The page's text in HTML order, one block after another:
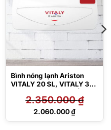
Bình nóng lạnh Ariston
VITALY 20 SL, VITALY 30
2.350.000₫
Giá
2.060.000₫
Giá